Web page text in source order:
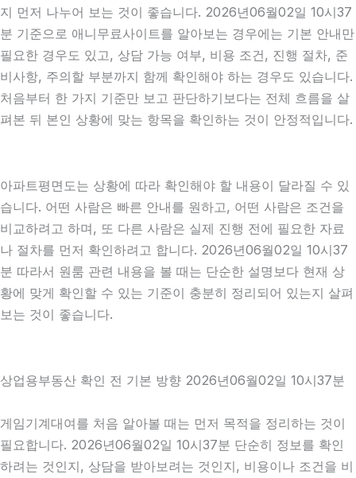
지 먼저 나누어 보는 것이 좋습니다. 2026년06월02일 10시37
분 기준으로 애니무료사이트를 알아보는 경우에는 기본 안내만
필요한 경우도 있고, 상담 가능 여부, 비용 조건, 진행 절차, 준
비사항, 주의할 부분까지 함께 확인해야 하는 경우도 있습니다.
처음부터 한 가지 기준만 보고 판단하기보다는 전체 흐름을 살
펴본 뒤 본인 상황에 맞는 항목을 확인하는 것이 안정적입니다.
아파트평면도는 상황에 따라 확인해야 할 내용이 달라질 수 있
습니다. 어떤 사람은 빠른 안내를 원하고, 어떤 사람은 조건을
비교하려고 하며, 또 다른 사람은 실제 진행 전에 필요한 자료
나 절차를 먼저 확인하려고 합니다. 2026년06월02일 10시37
분 따라서 원룸 관련 내용을 볼 때는 단순한 설명보다 현재 상
황에 맞게 확인할 수 있는 기준이 충분히 정리되어 있는지 살펴
보는 것이 좋습니다.
상업용부동산 확인 전 기본 방향 2026년06월02일 10시37분
게임기계대여를 처음 알아볼 때는 먼저 목적을 정리하는 것이
필요합니다. 2026년06월02일 10시37분 단순히 정보를 확인
하려는 것인지, 상담을 받아보려는 것인지, 비용이나 조건을 비